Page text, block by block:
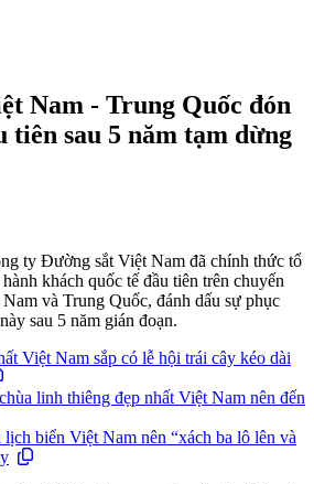
Nam - Trung Quốc đón
tiên sau 5 năm tạm dừng
ty Đường sắt Việt Nam đã chính thức tổ
khách quốc tế đầu tiên trên chuyến
và Trung Quốc, đánh dấu sự phục
sau 5 năm gián đoạn.
Việt Nam sắp có lễ hội trái cây kéo dài
linh thiêng đẹp nhất Việt Nam nên đến
biển Việt Nam nên “xách ba lô lên và